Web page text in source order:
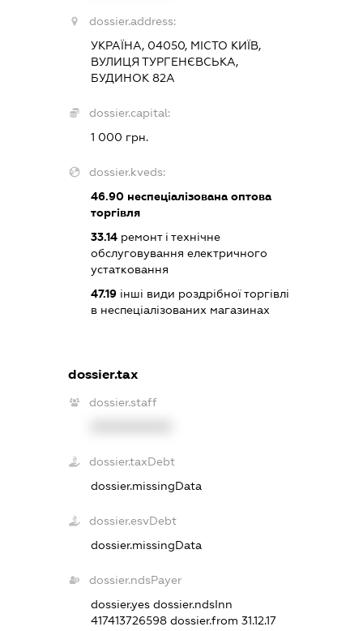
dossier.address:
УКРАЇНА, 04050, МІСТО КИЇВ,
ВУЛИЦЯ ТУРГЕНЄВСЬКА,
БУДИНОК 82А
dossier.capital:
1 000 грн.
dossier.kveds:
46.90неспеціалізована оптова
торгівля
33.14ремонт і технічне
обслуговування електричного
устатковання
47.19інші види роздрібної торгівлі
в неспеціалізованих магазинах
dossier.tax
dossier.staff
dossier.taxDebt
dossier.missingData
dossier.esvDebt
dossier.missingData
dossier.ndsPayer
dossier.yes dossier.ndsInn
417413726598 dossier.from 31.12.17